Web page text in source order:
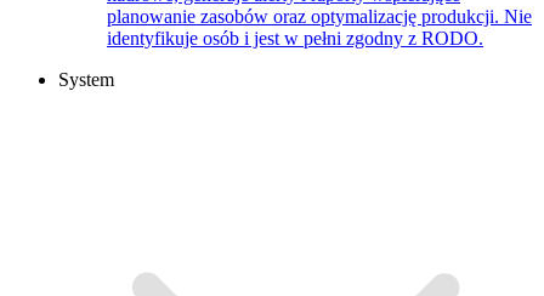
planowanie zasobów oraz optymalizację produkcji. Nie
identyfikuje osób i jest w pełni zgodny z RODO.
System